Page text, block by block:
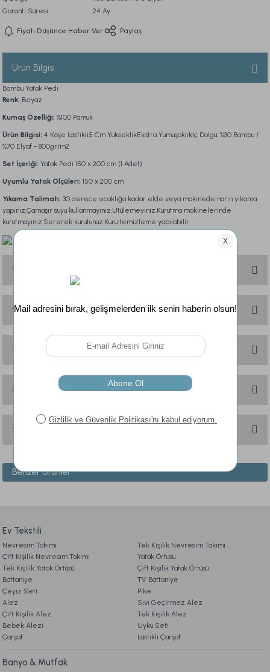
Garanti Süresi
24 Ay
Fiyatı Düşünce Haber Ver Paylaş
Ürün Bilgisi
Bambu Yatak Pedi
Renk: Beyaz
Kumaş Özelliği: %100 Pamuk
Ürün Bilgisi: 4 Köşe Lastikli5 Cm YükseklikEkstra Yumuşaklıkİç Dolgu: %30 Bambu /
%70 Elyaf - 800gr/m2
Set İçeriği: Yatak Pedi 150 x 200 cm (1 Adet)
Uyumlu Yatak Ölçüleri: 150 x 200 cm
Yıkama Talimatı: 30 derece sıcaklığa kadar elde veya makinede narin yıkama
yapınız.Çamaşır suyu kullanmayınız.Ütülemeyiniz.Kurutma makinelerinde
kurutmayınız.Sererek kurutunuz.Kuru temizleme yapılabilir.
Yorumlar
Bu ürüne ilk yorumu siz yapın!
Yorum Yaz
Soru & Cevap
Ürün hakkında henüz soru sorulmamış.
Soru Sor
Taksit Seçenekleri
Önerileriniz
yetersiz gördüğünüz noktaları öneri formunu kullanarak tarafımıza
iletebilirsiniz.
Görüş ve önerileriniz için teşekkür ederiz.
Ürün resmi kalitesiz, bozuk veya görüntülenemiyor.
Ürün fiyatı diğer sitelerden daha pahalı.
Bu ürüne benzer farklı alternatifler olmalı.
Gönder
Sık Sorulan Sorular
1. ÜYELİK
3. ÖDEME
4. KARGO & TESLİMAT
5. İADE & DEĞİŞİM
Benzer Ürünler
1.599,00 TL
Ücretsiz Kargo
Naturel Hand Made At Kılı Yatak Pedi 200 x 200 cm
47.990,00 TL
Ev Tekstili
Nevresim Takımı
Tek Kişilik Nevresim Takımı
Çift Kişilik Nevresim Takımı
Yatak Örtüsü
Tek Kişilik Yatak Örtüsü
Çift Kişilik Yatak Örtüsü
Battaniye
TV Battaniye
Çeyiz Seti
Pike
Alez
Sıvı Geçirmez Alez
Çift Kişilik Alez
Tek Kişilik Alez
Bebek Alezi
Uyku Seti
Çarşaf
Lastikli Çarşaf
Banyo & Mutfak